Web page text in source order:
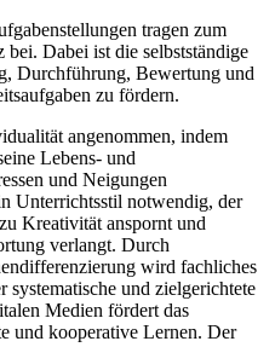
tragen zum
Dabei ist die selbstständige
Durchführung, Bewertung und
zu fördern.
angenommen, indem
Lebens- und
und Neigungen
Unterrichtsstil notwendig, der
Kreativität anspornt und
verlangt. Durch
wird fachliches
systematische und zielgerichtete
Medien fördert das
und kooperative Lernen. Der